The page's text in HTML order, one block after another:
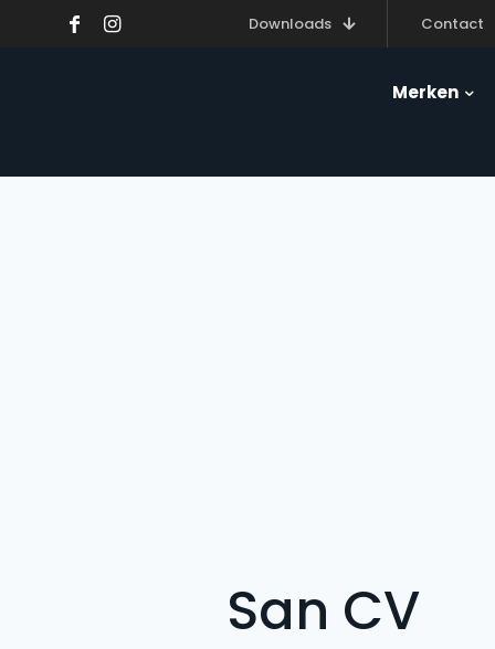
Downloads Contact
Merken
San CV